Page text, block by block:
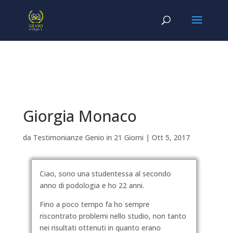
Giorgia Monaco
da Testimonianze Genio in 21 Giorni | Ott 5, 2017
Ciao, sono una studentessa al secondo
anno di podologia e ho 22 anni.
Fino a poco tempo fa ho sempre
riscontrato problemi nello studio, non tanto
nei risultati ottenuti in quanto erano